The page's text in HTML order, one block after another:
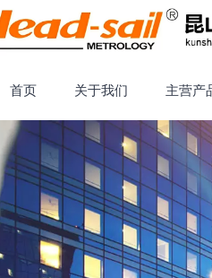
首页 关于我们 主营产